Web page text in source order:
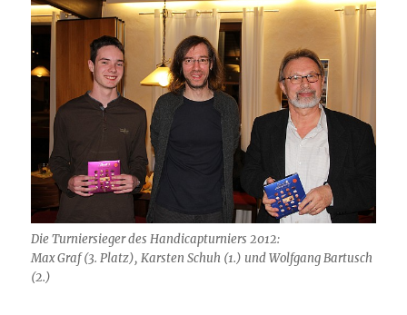
Die Turniersieger des Handicapturniers 2012:
Max Graf (3. Platz), Karsten Schuh (1.) und Wolfgang Bartusch
(2.)